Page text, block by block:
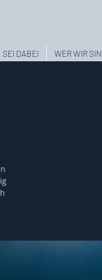
WER WIR
SEI DABEI